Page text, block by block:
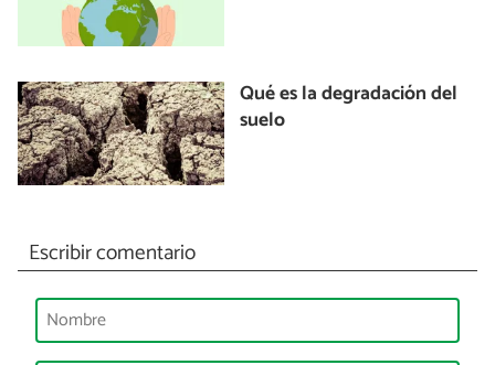
Qué es la degradación del
suelo
Escribir comentario